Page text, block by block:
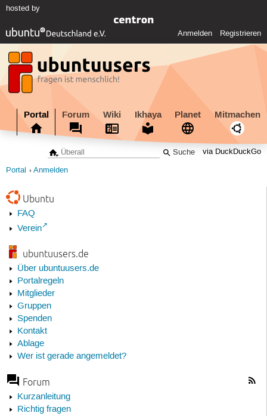
hosted by
Anmelden Registrieren
Portal Forum Wiki Ikhaya Planet Mitmachen
via DuckDuckGo
Portal Anmelden
Ubuntu
FAQ
Verein
ubuntuusers.de
Über ubuntuusers.de
Portalregeln
Mitglieder
Gruppen
Spenden
Kontakt
Ablage
Wer ist gerade angemeldet?
Forum
Kurzanleitung
Richtig fragen